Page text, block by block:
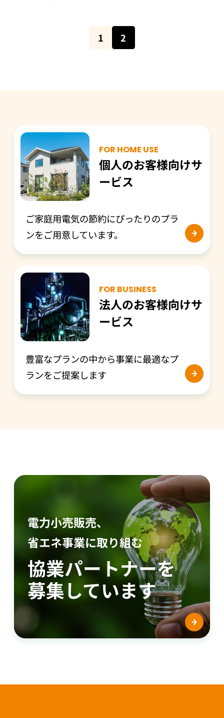
1 2
FOR HOME USE
個人のお客様向けサ
ービス
ご家庭用電気の節約にぴったりのプラ
ンをご用意しています。
FOR BUSINESS
法人のお客様向けサ
ービス
豊富なプランの中から事業に最適なプ
ランをご提案します
電力小売販売、
省エネ事業に取り組む
協業パートナーを
募集しています